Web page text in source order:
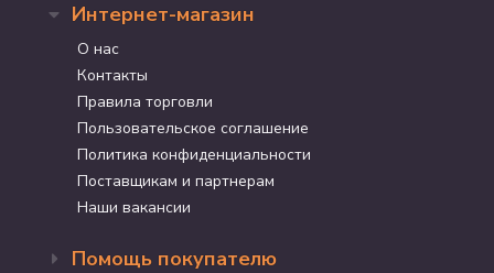
Интернет-магазин
О нас
Контакты
Правила торговли
Пользовательское соглашение
Политика конфиденциальности
Поставщикам и партнерам
Наши вакансии
Помощь покупателю